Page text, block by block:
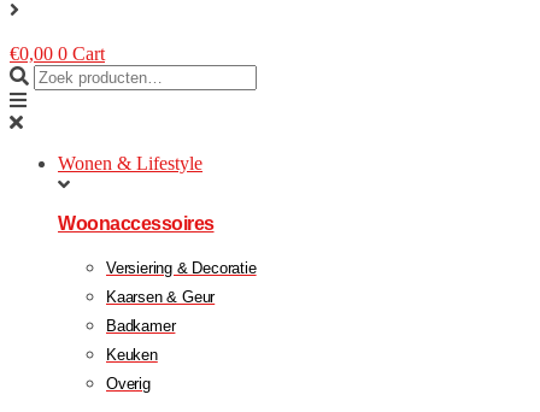
€0,00 0 Cart
Wonen & Lifestyle
Woonaccessoires
Versiering & Decoratie
Kaarsen & Geur
Badkamer
Keuken
Overig